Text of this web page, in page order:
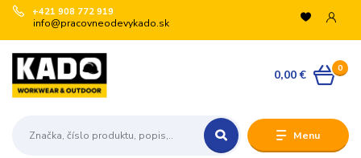
Menu
+421 908 772 919
info@pracovneodevykado.sk
0
0,00 €
VYUŽITE ZĽAVY
🏷️ -10 % pre registrovaných na vybrané značky
(ARTRA, ARDON, VM, BENNON, ATG, B-WELL, GIBLOR’S
🛒 Množstevné zľavy v košíku: